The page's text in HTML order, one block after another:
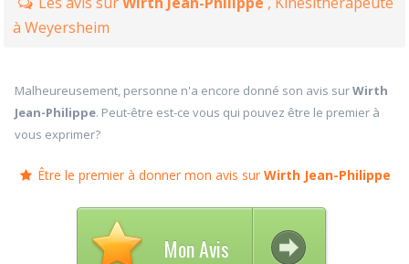
à Weyersheim
Malheureusement, personne n'a encore donné son avis surWirth
Jean-Philippe. Peut-être est-ce vous qui pouvez être le premier à
vous exprimer?
Être le premier à donner mon avis sur Wirth Jean-Philippe
Mon Avis